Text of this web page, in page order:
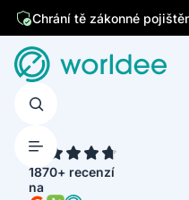
Chrání tě zákonné pojištění
Jsme česká firma
1870+ recenzí
na